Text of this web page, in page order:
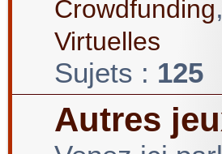
Crowdfunding,
Virtuelles
Sujets : 125
Autres